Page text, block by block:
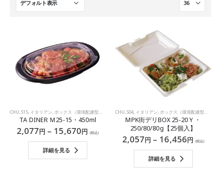
CHU S15 イタリアン ボックス（環境配慮型プラスチック） ,中華 ,和食,洋食
TA DINER Ｍ25-15・450ml
2,077円 – 15,670円 (税込)
詳細を見る
CHU S04 イタリアン ボックス（環境配慮型プラスチック）
MPK街デリBOX 25-20Ｙ・
250/80/80g【25個入】
2,057円 – 16,456円 (税込)
詳細を見る